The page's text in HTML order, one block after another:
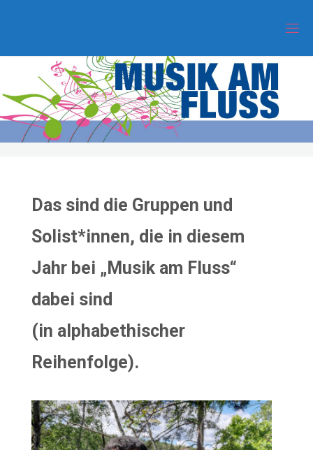
Das sind die Gruppen und
Solist*innen, die in diesem
Jahr bei „Musik am Fluss“
dabei sind
(in alphabethischer
Reihenfolge).